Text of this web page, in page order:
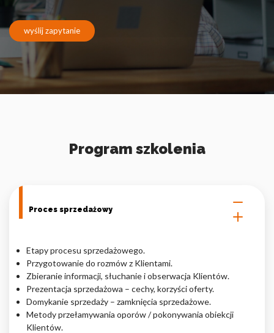
wyślij zapytanie
Program szkolenia
Proces sprzedażowy
Etapy procesu sprzedażowego.
Przygotowanie do rozmów z Klientami.
Zbieranie informacji, słuchanie i obserwacja Klientów.
Prezentacja sprzedażowa – cechy, korzyści oferty.
Domykanie sprzedaży – zamknięcia sprzedażowe.
Metody przełamywania oporów / pokonywania obiekcji
Klientów.
zapamiętanie informacji, które zmieniają wygląd lub
funkcjonowanie strony, np. preferowany język lub region, w
którym znajduje się użytkownik.
Statystyka
Statystyczne pliki cookie pomagają właścicielem stron
Marketingowe pliki cookie stosowane są w celu śledzenia
wyświetlanie reklam, które są istotne i interesujące dla
poszczególnych użytkowników i tym samym bardziej cenne dla
Nieklasyfikowane
Nieklasyfikowane pliki cookie, to pliki, które są w procesie
klasyfikowania, wraz z dostawcami poszczególnych ciasteczek.